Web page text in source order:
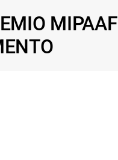
MIPAAF